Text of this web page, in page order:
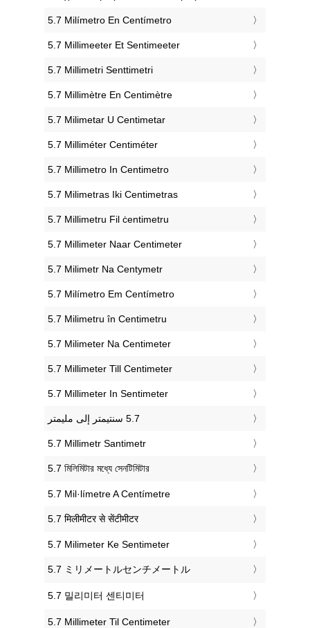
‎5.7 Milímetro En Centímetro
‎5.7 Millimeeter Et Sentimeeter
‎5.7 Millimetri Senttimetri
‎5.7 Millimètre En Centimètre
‎5.7 Milimetar U Centimetar
‎5.7 Milliméter Centiméter
‎5.7 Millimetro In Centimetro
‎5.7 Milimetras Iki Centimetras
‎5.7 Millimetru Fil ċentimetru
‎5.7 Millimeter Naar Centimeter
‎5.7 Milimetr Na Centymetr
‎5.7 Milímetro Em Centímetro
‎5.7 Milimetru în Centimetru
‎5.7 Milimeter Na Centimeter
‎5.7 Millimeter Till Centimeter
‎5.7 Millimeter In Sentimeter
‎5.7 Millimetr Santimetr
‎5.7 মিলিমিটার মধ্যে সেনটিমিটার
‎5.7 Mil·límetre A Centímetre
‎5.7 मिलीमीटर से सेंटीमीटर
‎5.7 Milimeter Ke Sentimeter
‎5.7 ミリメートルセンチメートル
‎5.7 밀리미터 센티미터
‎5.7 Millimeter Til Centimeter